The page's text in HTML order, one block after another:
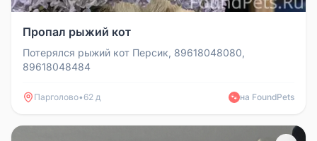
Пропал рыжий кот
Потерялся рыжий кот Персик, 89618048080,
89618048484
Парголово•62 д 🐾 на FoundPets